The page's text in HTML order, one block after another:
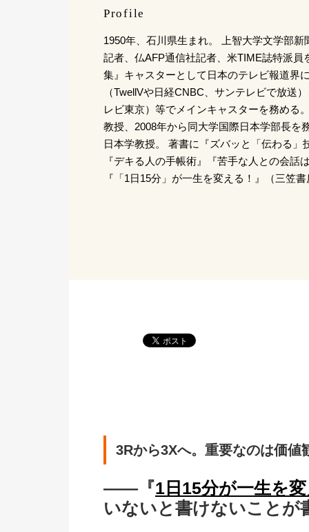
Profile
1950年、石川県生まれ。 上智大学文学部
記者、仏AFP通信社記者、米TIME誌特派員
集』キャスターとして日本のテレビ報道界
（TwellVや日経CNBC、サンテレビで放送
レビ東京）等でメインキャスターを務める
教授、2008年から同大学国際日本学部長を
日本学教授。 著書に『ズバッと「伝わる」
『デキる人の手帳術』『苦手な人との会話
『「1日15分」が一生を変える！』（三笠
3Rから3Xへ。重要なのは価値
――『1日15分が一生を
いないと書けないことが